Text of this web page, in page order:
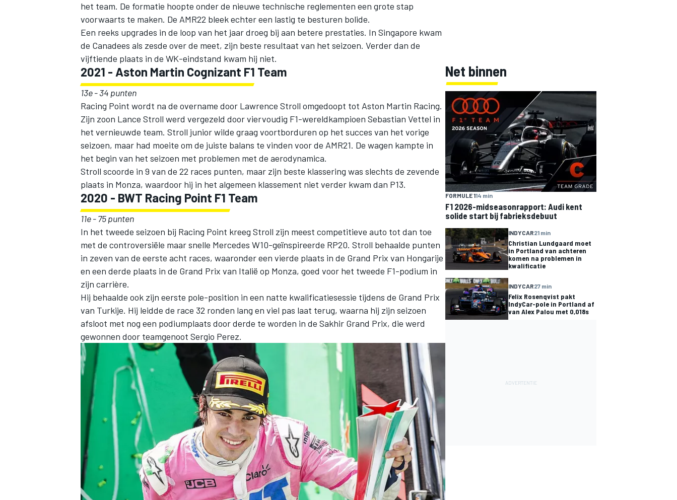
MEER RACEKLASSEN
het team. De formatie hoopte onder de nieuwe technische reglementen een grote stap
voorwaarts te maken. De AMR22 bleek echter een lastig te besturen bolide.
Een reeks upgrades in de loop van het jaar droeg bij aan betere prestaties. In Singapore kwam
de Canadees als zesde over de meet, zijn beste resultaat van het seizoen. Verder dan de
vijftiende plaats in de WK-eindstand kwam hij niet.
2021 - Aston Martin Cognizant F1 Team
13e - 34 punten
Racing Point wordt na de overname door Lawrence Stroll omgedoopt tot Aston Martin Racing.
Zijn zoon Lance Stroll werd vergezeld door viervoudig F1-wereldkampioen Sebastian Vettel in
het vernieuwde team. Stroll junior wilde graag voortborduren op het succes van het vorige
seizoen, maar had moeite om de juiste balans te vinden voor de AMR21. De wagen kampte in
het begin van het seizoen met problemen met de aerodynamica.
Stroll scoorde in 9 van de 22 races punten, maar zijn beste klassering was slechts de zevende
plaats in Monza, waardoor hij in het algemeen klassement niet verder kwam dan P13.
2020 - BWT Racing Point F1 Team
11e - 75 punten
In het tweede seizoen bij Racing Point kreeg Stroll zijn meest competitieve auto tot dan toe
met de controversiële maar snelle Mercedes W10-geïnspireerde RP20. Stroll behaalde punten
in zeven van de eerste acht races, waaronder een vierde plaats in de Grand Prix van Hongarije
en een derde plaats in de Grand Prix van Italië op Monza, goed voor het tweede F1-podium in
zijn carrière.
Hij behaalde ook zijn eerste pole-position in een natte kwalificatiesessie tijdens de Grand Prix
van Turkije. Hij leidde de race 32 ronden lang en viel pas laat terug, waarna hij zijn seizoen
afsloot met nog een podiumplaats door derde te worden in de Sakhir Grand Prix, die werd
gewonnen door teamgenoot Sergio Perez.
Net binnen
FORMULE 114 min
F1 2026-midseasonrapport: Audi kent
solide start bij fabrieksdebuut
INDYCAR21 min
Christian Lundgaard moet
in Portland van achteren
komen na problemen in
kwalificatie
INDYCAR27 min
Felix Rosenqvist pakt
IndyCar-pole in Portland af
van Alex Palou met 0,018s